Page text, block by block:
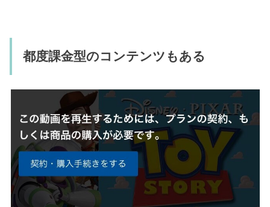
都度課金型のコンテンツもある